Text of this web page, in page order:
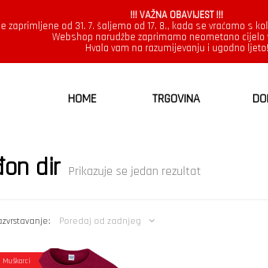
!!! VAŽNA OBAVIJEST !!!
zaprimljene od 31. 7. šaljemo od 17. 8., kada se vraćamo s
Webshop narudžbe zaprimamo neometano cijelo
Hvala vam na razumijevanju i ugodno ljeto!
HOME TRGOVINA
dir Prikazuje se jedan rezultat
Poredaj od zadnjeg
Muškarci